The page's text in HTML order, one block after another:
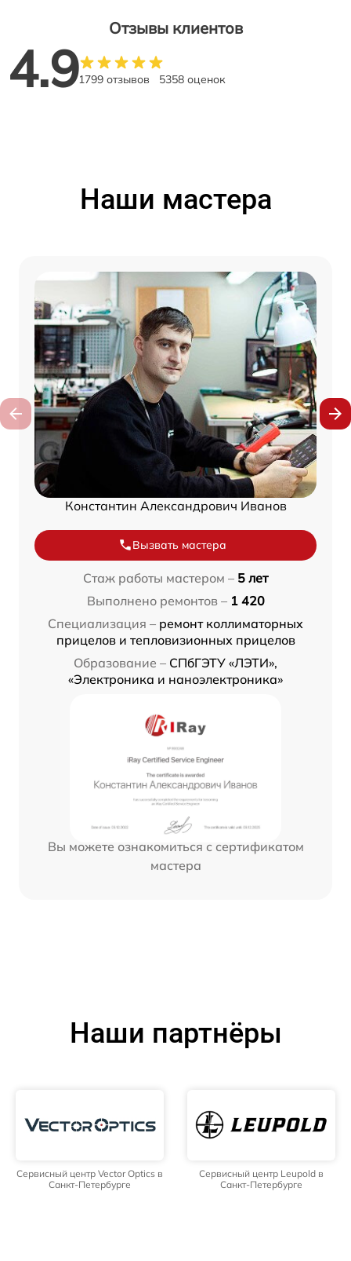
Отзывы клиентов
4.91799 отзывов 5358 оценок
Наши мастера
Константин Александрович Иванов
Вызвать мастера
Стаж работы мастером – 5 лет
Выполнено ремонтов – 1 420
Специализация – ремонт коллиматорных
прицелов и тепловизионных прицелов
Образование – СПбГЭТУ «ЛЭТИ»,
«Электроника и наноэлектроника»
Вы можете ознакомиться с сертификатом
мастера
Наши партнёры
Сервисный центр Vector Optics в
Санкт-Петербурге
Сервисный центр Leupold в
Санкт-Петербурге